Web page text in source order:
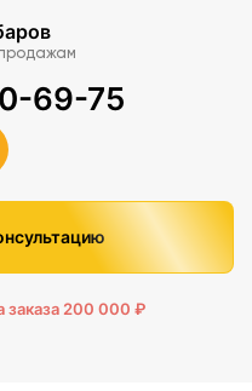
69-75
200 000 ₽